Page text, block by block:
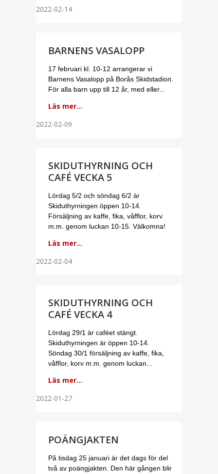
2022-02-14
BARNENS VASALOPP
17 februari kl. 10-12 arrangerar vi
Barnens Vasalopp på Borås Skidstadion.
För alla barn upp till 12 år, med eller...
Läs mer...
2022-02-09
SKIDUTHYRNING OCH
CAFÉ VECKA 5
Lördag 5/2 och söndag 6/2 är
Skiduthyrningen öppen 10-14.
Försäljning av kaffe, fika, våfflor, korv
m.m. genom luckan 10-15. Välkomna!
Läs mer...
2022-02-04
SKIDUTHYRNING OCH
CAFÉ VECKA 4
Lördag 29/1 är caféet stängt.
Skiduthyrningen är öppen 10-14.
Söndag 30/1 försäljning av kaffe, fika,
våfflor, korv m.m. genom luckan...
Läs mer...
2022-01-27
POÄNGJAKTEN
På tisdag 25 januari är det dags för del
två av poängjakten. Den här gången blir